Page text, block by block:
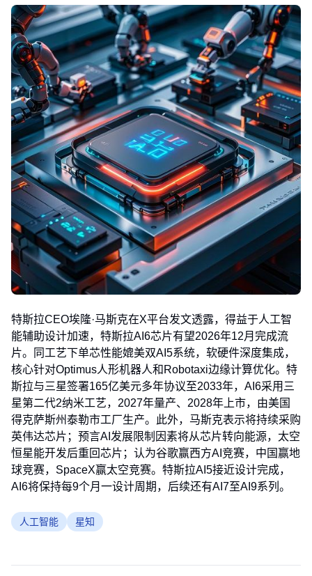
特斯拉CEO埃隆·马斯克在X平台发文透露，得益于人工智
能辅助设计加速，特斯拉AI6芯片有望2026年12月完成流
片。同工艺下单芯性能媲美双AI5系统，软硬件深度集成，
核心针对Optimus人形机器人和Robotaxi边缘计算优化。特
斯拉与三星签署165亿美元多年协议至2033年，AI6采用三
星第二代2纳米工艺，2027年量产、2028年上市，由美国
得克萨斯州泰勒市工厂生产。此外，马斯克表示将持续采购
英伟达芯片；预言AI发展限制因素将从芯片转向能源，太空
恒星能开发后重回芯片；认为谷歌赢西方AI竞赛，中国赢地
球竞赛，SpaceX赢太空竞赛。特斯拉AI5接近设计完成，
AI6将保持每9个月一设计周期，后续还有AI7至AI9系列。
人工智能 星知